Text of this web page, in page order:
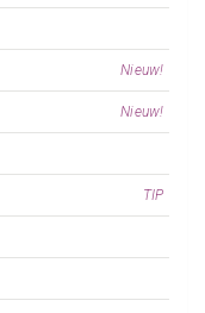
Nieuw!
Nieuw!
TIP